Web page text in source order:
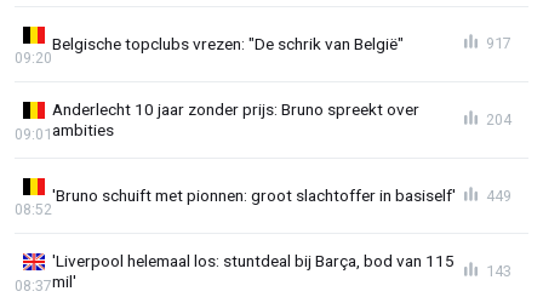
Belgische topclubs vrezen: "De schrik van België"
09:20
917
Anderlecht 10 jaar zonder prijs: Bruno spreekt over
ambities
09:01
204
'Bruno schuift met pionnen: groot slachtoffer in basiself'
08:52
449
'Liverpool helemaal los: stuntdeal bij Barça, bod van 115
mil'
08:37
143